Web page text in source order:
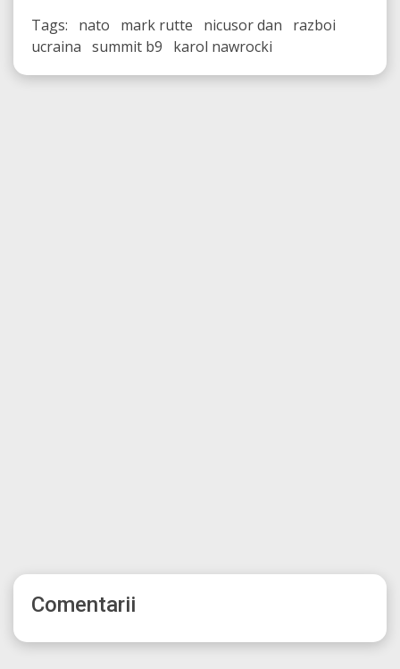
Tags: nato mark rutte nicusor dan razboi
ucraina summit b9 karol nawrocki
Comentarii